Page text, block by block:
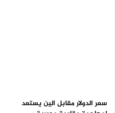
سعر الدولار مقابل الين يستعد